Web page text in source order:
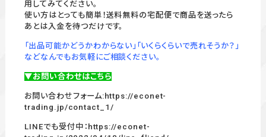
用してみてください。
使い方はとっても簡単！送料無料の宅配便で商品を送ったら
あとは入金を待つだけです。
「出品可能かどうかわからない」「いくらくらいで売れそうか？」
などなんでもお気軽にご相談ください。
▼お問い合わせはこちら
お問い合わせフォーム: https://econet-
trading.jp/contact_1/
LINEでも受付中： https://econet-